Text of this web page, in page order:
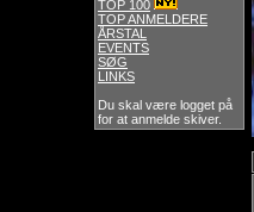
TOP 100
TOP ANMELDERE
ÅRSTAL
EVENTS
SØG
LINKS
Du skal være logget på
for at anmelde skiver.